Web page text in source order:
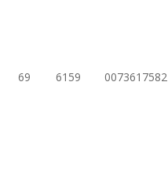
69 6159 0073617582